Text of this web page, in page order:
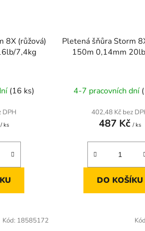
8X (růžová)
7,4kg
(16 ks)
DPH
/ ks
Pletená šňůra Storm
150m 0,14mm
4-7 pracovních dní
402,48 Kč bez
487 Kč/ ks
DO KOŠÍKU
Kód: 18585172